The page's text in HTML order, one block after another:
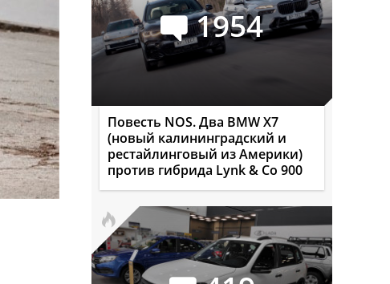
1954
Повесть NOS. Два BMW X7
(новый калининградский и
рестайлинговый из Америки)
против гибрида Lynk & Co 900